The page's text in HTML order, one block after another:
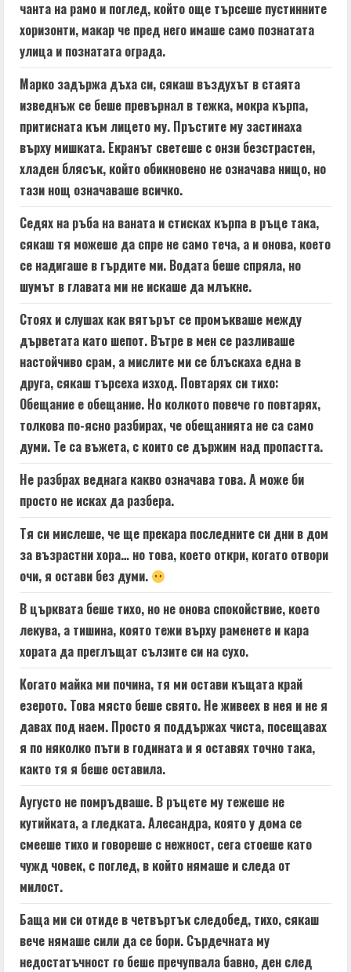
g
чанта на рамо и поглед, който още търсеше пустинните
хоризонти, макар че пред него имаше само познатата
улица и познатата ограда.
Марко задържа дъха си, сякаш въздухът в стаята
изведнъж се беше превърнал в тежка, мокра кърпа,
притисната към лицето му. Пръстите му застинаха
върху мишката. Екранът светеше с онзи безстрастен,
хладен блясък, който обикновено не означава нищо, но
тази нощ означаваше всичко.
Седях на ръба на ваната и стисках кърпа в ръце така,
сякаш тя можеше да спре не само теча, а и онова, което
се надигаше в гърдите ми. Водата беше спряла, но
шумът в главата ми не искаше да млъкне.
Стоях и слушах как вятърът се промъкваше между
дърветата като шепот. Вътре в мен се разливаше
настойчиво срам, а мислите ми се блъскаха една в
друга, сякаш търсеха изход. Повтарях си тихо:
Обещание е обещание. Но колкото повече го повтарях,
толкова по-ясно разбирах, че обещанията не са само
думи. Те са въжета, с които се държим над пропастта.
Не разбрах веднага какво означава това. А може би
просто не исках да разбера.
Тя си мислеше, че ще прекара последните си дни в дом
за възрастни хора… но това, което откри, когато отвори
очи, я остави без думи.
В църквата беше тихо, но не онова спокойствие, което
лекува, а тишина, която тежи върху раменете и кара
хората да преглъщат сълзите си на сухо.
Когато майка ми почина, тя ми остави къщата край
езерото. Това място беше свято. Не живеех в нея и не я
давах под наем. Просто я поддържах чиста, посещавах
я по няколко пъти в годината и я оставях точно така,
както тя я беше оставила.
Аугусто не помръдваше. В ръцете му тежеше не
кутийката, а гледката. Алесандра, която у дома се
смееше тихо и говореше с нежност, сега стоеше като
чужд човек, с поглед, в който нямаше и следа от
милост.
Баща ми си отиде в четвъртък следобед, тихо, сякаш
вече нямаше сили да се бори. Сърдечната му
недостатъчност го беше пречупвала бавно, ден след